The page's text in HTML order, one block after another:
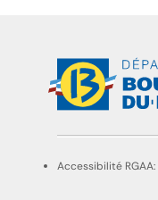
Accessibilité RGAA: